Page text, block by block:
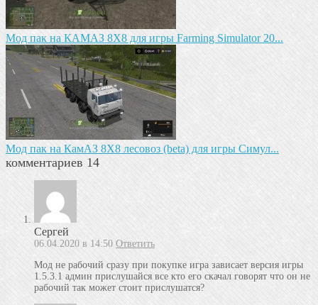
Мод пак на КАМАЗ 8X8 для игры Farming Simulator 20...
Мод пак на КамАЗ 8Х8 лесовоз (beta) для игры Симул...
комментариев 14
Сергей
06.04.2020 в 14:50 Ответить
Мод не рабочий сразу при покупке игра зависает версия игры
1.5.3.1 админ прислушайся все кто его скачал говорят что он не
рабочий так может стоит прислушатся?